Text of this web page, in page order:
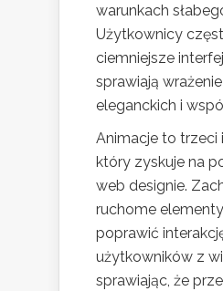
warunkach
Użytkownicy
ciemniejsze
sprawiają
eleganckich i
Animacje to trzeci
który zyskuje na
web designie.
ruchome
poprawić
użytkowników z
sprawiając, że